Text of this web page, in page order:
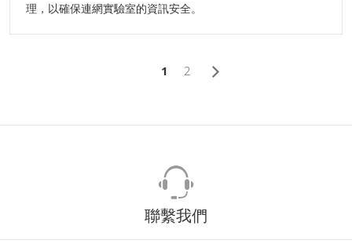
理，以確保連網實驗室的資訊安全。
1 2
聯繫我們